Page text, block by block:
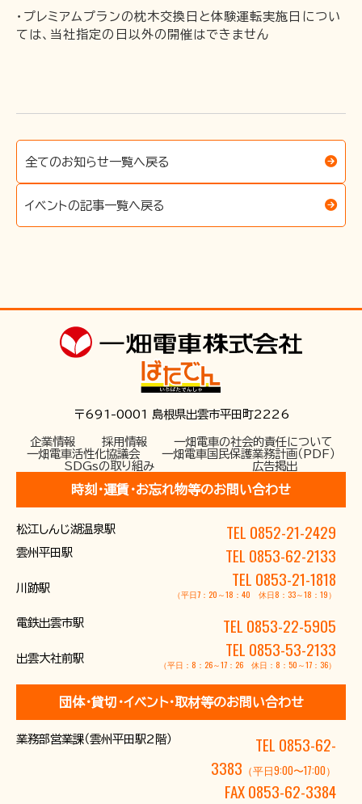
・プレミアムプランの枕木交換日と体験運転実施日につい
ては、当社指定の日以外の開催はできません
全てのお知らせ一覧へ戻る
イベントの記事一覧へ戻る
〒691-0001 島根県出雲市平田町2226
企業情報 採用情報
一畑電車の社会的責任について
一畑電車活性化協議会
一畑電車国民保護業務計画（PDF）
SDGsの取り組み
広告掲出
時刻･運賃･お忘れ物等のお問い合わせ
松江しんじ湖温泉駅 TEL 0852-21-2429
雲州平田駅 TEL 0853-62-2133
川跡駅 TEL 0853-21-1818
（平日7：20～18：40 休日8：33～18：19）
電鉄出雲市駅 TEL 0853-22-5905
出雲大社前駅 TEL 0853-53-2133
（平日：8：26～17：26 休日：8：50～17：36）
団体･貸切･イベント･取材等のお問い合わせ
業務部営業課（雲州平田駅2階）
TEL 0853-62-
3383 （平日9:00〜17:00）
FAX 0853-62-3384